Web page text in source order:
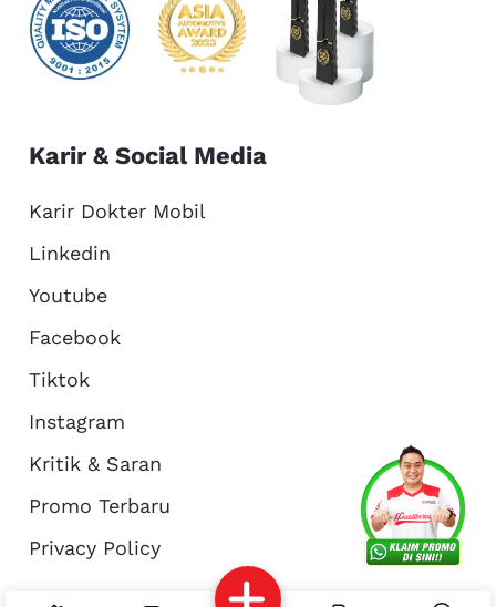
About Us
Reservasi Article
Karir & Social Media
Karir Dokter Mobil
Linkedin
Youtube
Facebook
Tiktok
Instagram
Kritik & Saran
Promo Terbaru
Privacy Policy